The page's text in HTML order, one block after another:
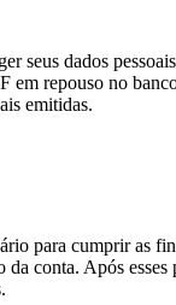
seus dados
repouso no
emitidas.
para cumprir
conta. Após